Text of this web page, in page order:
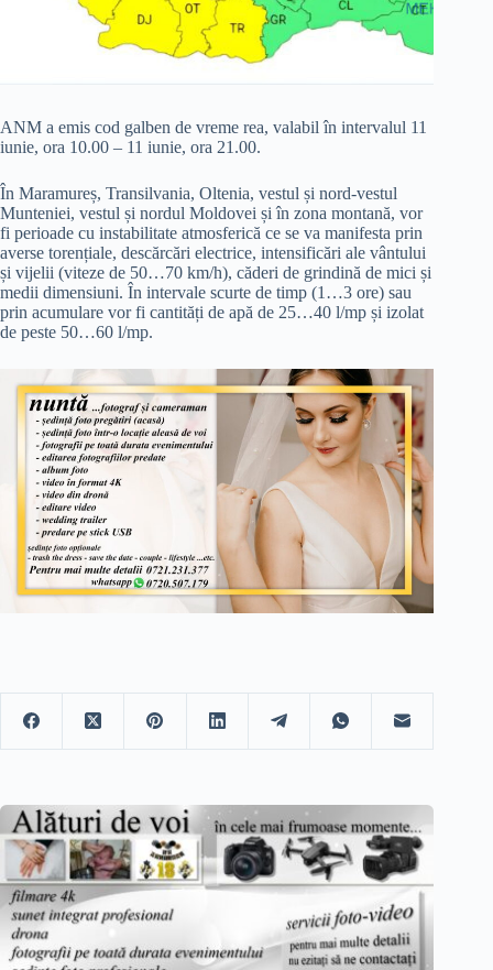
ANM a emis cod galben de vreme rea, valabil în intervalul 11
iunie, ora 10.00 – 11 iunie, ora 21.00.
În Maramureș, Transilvania, Oltenia, vestul și nord-vestul
Munteniei, vestul și nordul Moldovei și în zona montană, vor
fi perioade cu instabilitate atmosferică ce se va manifesta prin
averse torențiale, descărcări electrice, intensificări ale vântului
și vijelii (viteze de 50…70 km/h), căderi de grindină de mici și
medii dimensiuni. În intervale scurte de timp (1…3 ore) sau
prin acumulare vor fi cantități de apă de 25…40 l/mp și izolat
de peste 50…60 l/mp.